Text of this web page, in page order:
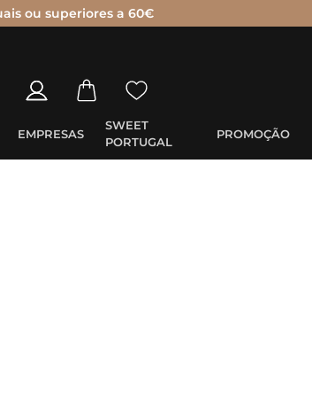
ou superiores a 60€
EMPRESAS
SWEET
PORTUGAL
PROMOÇÃO